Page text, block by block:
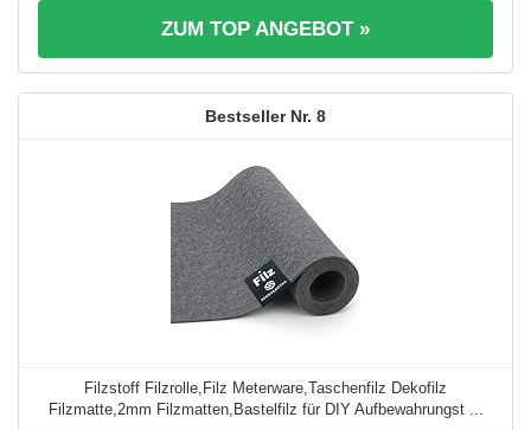
ZUM TOP ANGEBOT »
8
Filzstoff Filzrolle,Filz Meterware,Taschenfilz Dekofilz
Filzmatte,2mm Filzmatten,Bastelfilz für DIY Aufbewahrungst ...